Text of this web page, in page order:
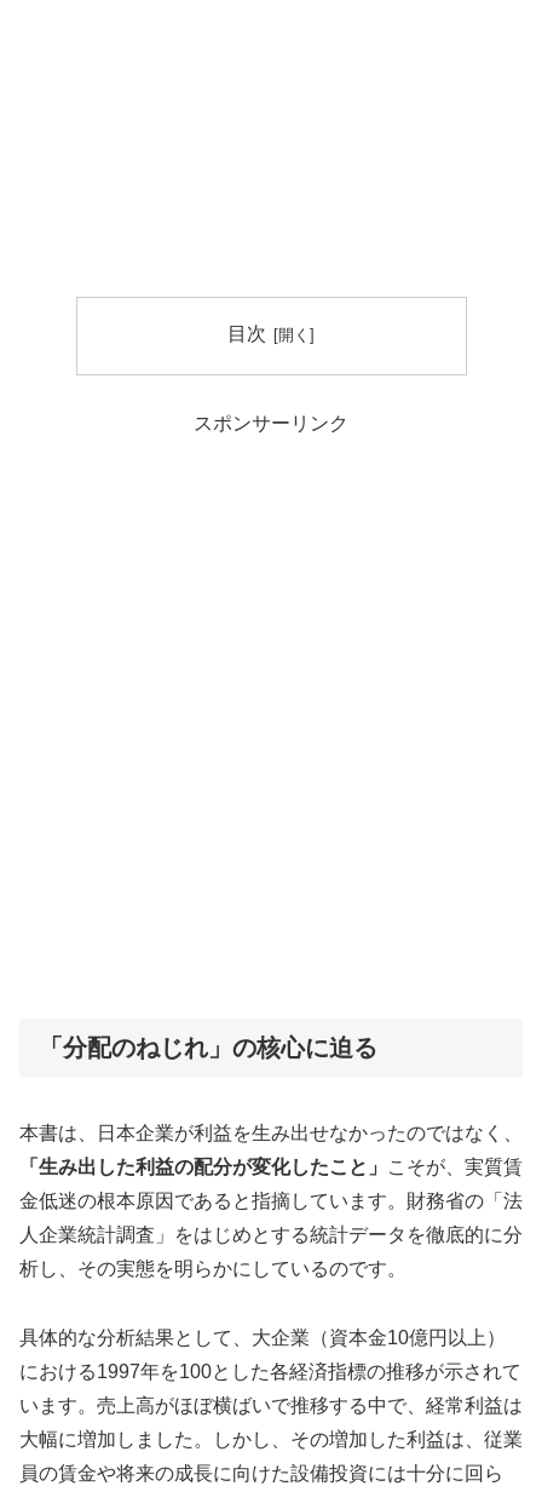
目次
スポンサーリンク
「分配のねじれ」の核心に迫る
本書は、日本企業が利益を生み出せなかったのではなく、
「生み出した利益の配分が変化したこと」
こそが、実質賃
金低迷の根本原因であると指摘しています。財務省の「法
人企業統計調査」をはじめとする統計データを徹底的に分
析し、その実態を明らかにしているのです。
具体的な分析結果として、大企業（資本金10億円以上）
における1997年を100とした各経済指標の推移が示されて
います。売上高がほぼ横ばいで推移する中で、経常利益は
大幅に増加しました。しかし、その増加した利益は、従業
員の賃金や将来の成長に向けた設備投資には十分に回ら